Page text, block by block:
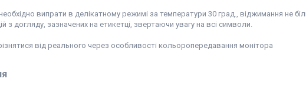
випрати в делікатному режимі за температури 30 град., віджимання не
з догляду, зазначених на етикетці, звертаючи увагу на всі символи.
від реального через особливості кольоропередавання монітора